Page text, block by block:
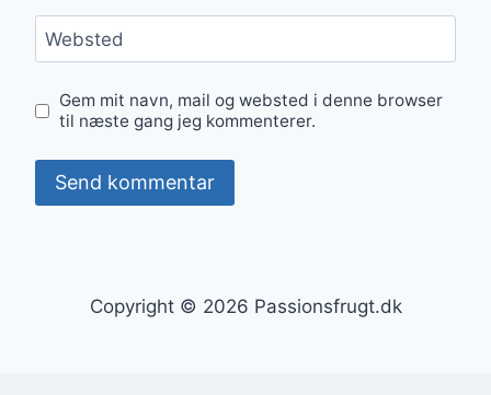
Websted
Gem mit navn, mail og websted i denne browser
til næste gang jeg kommenterer.
Copyright © 2026 Passionsfrugt.dk